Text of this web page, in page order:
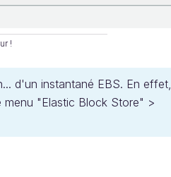
!
d'un instantané EBS. En effet,
"Elastic Block Store" >